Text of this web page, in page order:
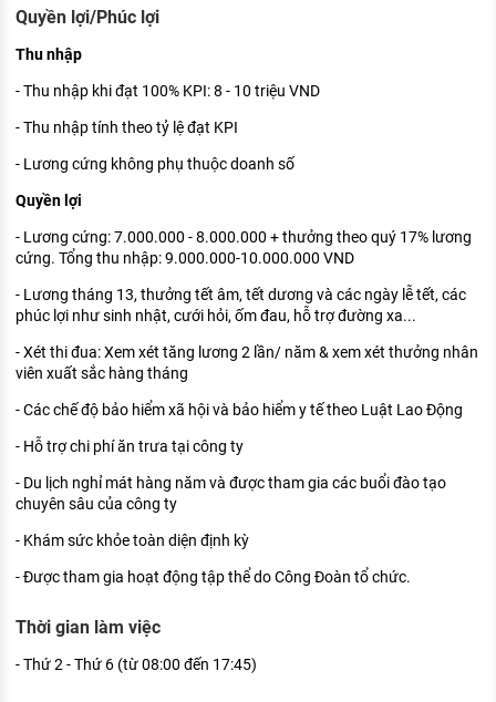
Quyền lợi/Phúc lợi
Thu nhập
- Thu nhập khi đạt 100% KPI: 8 - 10 triệu VND
- Thu nhập tính theo tỷ lệ đạt KPI
- Lương cứng không phụ thuộc doanh số
Quyền lợi
- Lương cứng: 7.000.000 - 8.000.000 + thưởng theo quý 17% lương
cứng. Tổng thu nhập: 9.000.000-10.000.000 VND
- Lương tháng 13, thưởng tết âm, tết dương và các ngày lễ tết, các
phúc lợi như sinh nhật, cưới hỏi, ốm đau, hỗ trợ đường xa...
- Xét thi đua: Xem xét tăng lương 2 lần/ năm & xem xét thưởng nhân
viên xuất sắc hàng tháng
- Các chế độ bảo hiểm xã hội và bảo hiểm y tế theo Luật Lao Động
- Hỗ trợ chi phí ăn trưa tại công ty
- Du lịch nghỉ mát hàng năm và được tham gia các buổi đào tạo
chuyên sâu của công ty
- Khám sức khỏe toàn diện định kỳ
- Được tham gia hoạt động tập thể do Công Đoàn tổ chức.
Thời gian làm việc
- Thứ 2 - Thứ 6 (từ 08:00 đến 17:45)